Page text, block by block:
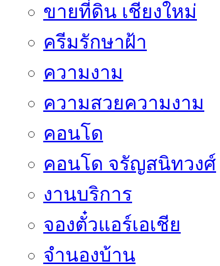
ขายที่ดิน เชียงใหม่
ครีมรักษาฝ้า
ความงาม
ความสวยความงาม
คอนโด
คอนโด จรัญสนิทวงศ์
งานบริการ
จองตั๋วแอร์เอเชีย
จำนองบ้าน